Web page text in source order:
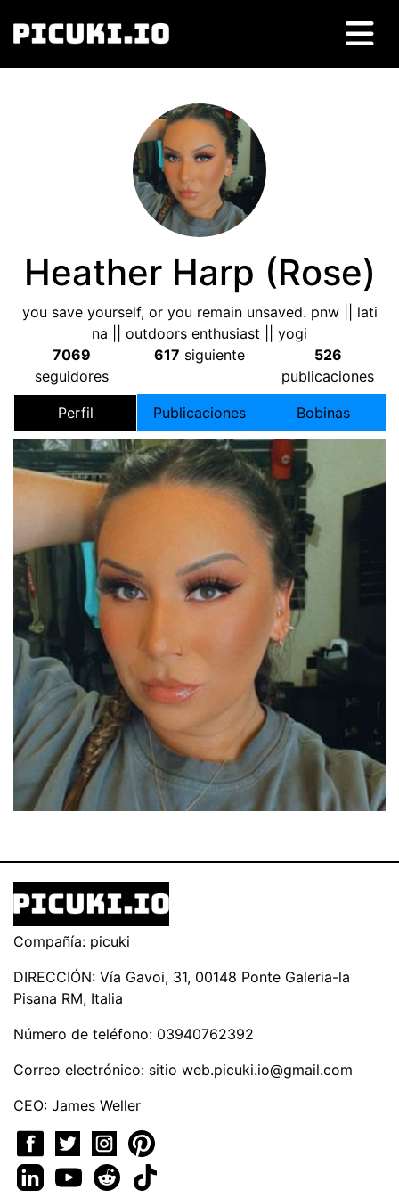
Heather Harp (Rose)
you save yourself, or you remain unsaved. pnw|| lati
na
outdoors enthusiast
yogi
7069
seguidores
617 siguiente
526
publicaciones
Perfil Publicaciones Bobinas
Compañía: picuki
DIRECCIÓN: Vía Gavoi, 31, 00148 Ponte Galeria-la
Pisana RM, Italia
Número de teléfono: 03940762392
Correo electrónico: sitio web.picuki.io@gmail.com
CEO: James Weller